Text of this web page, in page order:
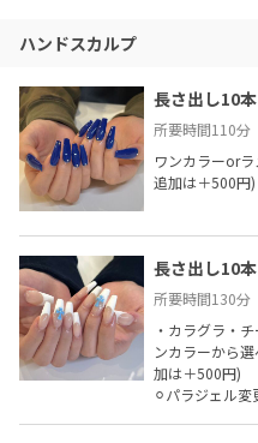
ハンドスカルプ
長さ出し10
所要時間110分
ワンカラーor
追加は＋500円)
長さ出し10
所要時間130分
・カラグラ・
ンカラーから
加は＋500円)
⚪︎パラジェル